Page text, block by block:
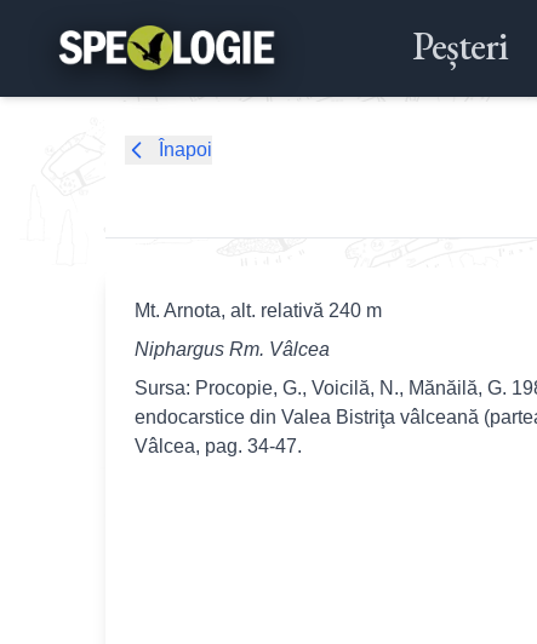
Peșteri
Înapoi
Mt. Arnota, alt. relativă 240 m
Niphargus Rm. Vâlcea
Sursa: Procopie, G., Voicilă, N., Mănăilă, G.
endocarstice din Valea Bistriţa vâlceană
Vâlcea, pag. 34-47.